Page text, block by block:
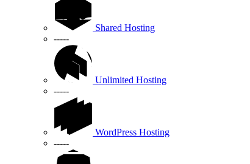
Shared Hosting
-----
Unlimited Hosting
-----
WordPress Hosting
-----